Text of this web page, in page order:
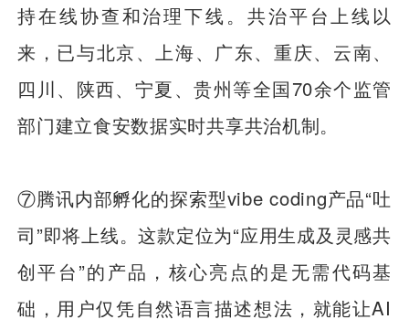
持在线协查和治理下线。共治平台上线以
来，已与北京、上海、广东、重庆、云南、
四川、陕西、宁夏、贵州等全国70余个监管
部门建立食安数据实时共享共治机制。
⑦腾讯内部孵化的探索型vibe coding产品“吐
司”即将上线。这款定位为“应用生成及灵感共
创平台”的产品，核心亮点的是无需代码基
础，用户仅凭自然语言描述想法，就能让AI